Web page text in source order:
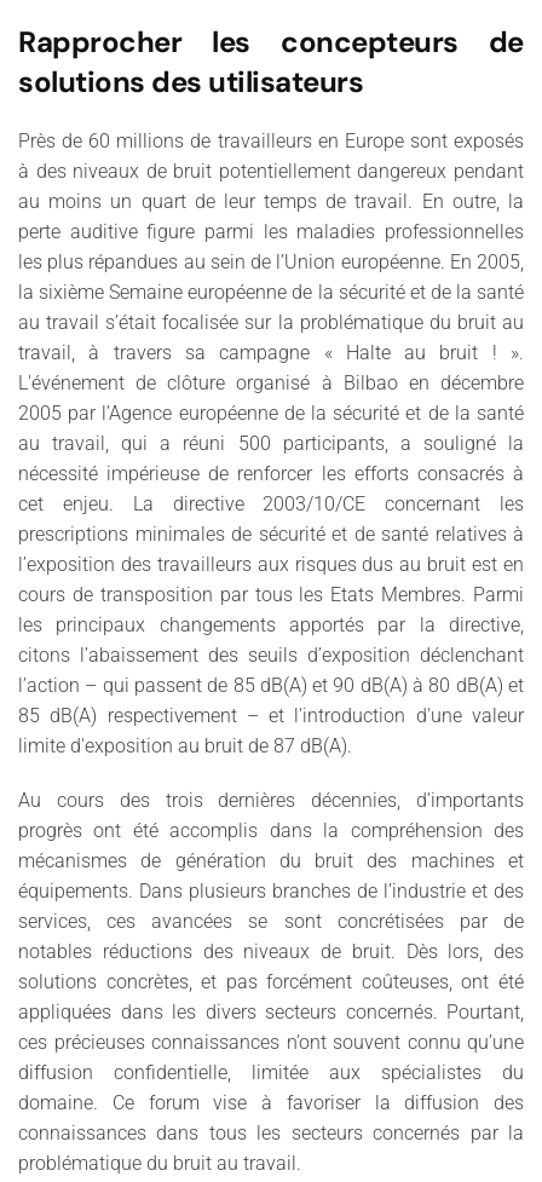
Rapprocher les concepteurs de
solutions des utilisateurs
Près de 60 millions de travailleurs en Europe sont exposés
à des niveaux de bruit potentiellement dangereux pendant
au moins un quart de leur temps de travail. En outre, la
perte auditive figure parmi les maladies professionnelles
les plus répandues au sein de l’Union européenne. En 2005,
la sixième Semaine européenne de la sécurité et de la santé
au travail s’était focalisée sur la problématique du bruit au
travail, à travers sa campagne « Halte au bruit ! ».
L'événement de clôture organisé à Bilbao en décembre
2005 par l’Agence européenne de la sécurité et de la santé
au travail, qui a réuni 500 participants, a souligné la
nécessité impérieuse de renforcer les efforts consacrés à
cet enjeu. La directive 2003/10/CE concernant les
prescriptions minimales de sécurité et de santé relatives à
l’exposition des travailleurs aux risques dus au bruit est en
cours de transposition par tous les Etats Membres. Parmi
les principaux changements apportés par la directive,
citons l’abaissement des seuils d’exposition déclenchant
l’action – qui passent de 85 dB(A) et 90 dB(A) à 80 dB(A) et
85 dB(A) respectivement – et l'introduction d'une valeur
limite d'exposition au bruit de 87 dB(A).
Au cours des trois dernières décennies, d’importants
progrès ont été accomplis dans la compréhension des
mécanismes de génération du bruit des machines et
équipements. Dans plusieurs branches de l’industrie et des
services, ces avancées se sont concrétisées par de
notables réductions des niveaux de bruit. Dès lors, des
solutions concrètes, et pas forcément coûteuses, ont été
appliquées dans les divers secteurs concernés. Pourtant,
ces précieuses connaissances n’ont souvent connu qu’une
diffusion confidentielle, limitée aux spécialistes du
domaine. Ce forum vise à favoriser la diffusion des
connaissances dans tous les secteurs concernés par la
problématique du bruit au travail.